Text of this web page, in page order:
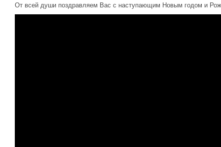
От всей души поздравляем Вас с наступающим Новым годом и